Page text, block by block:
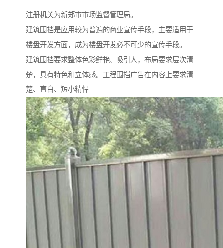
注册机关为新郑市市场监督管理局。
建筑围挡是应用较为普遍的商业宣传手段，主要适用于
楼盘开发方面，成为楼盘开发必不可少的宣传手段。
建筑围挡要求整体色彩鲜艳、吸引人，布局要求层次清
楚，具有特色和立体感。工程围挡广告在内容上要求清
楚、直白、短小精悍